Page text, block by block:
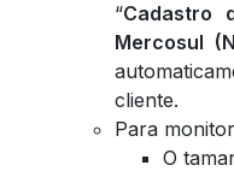
“Cadastro
Mercosul
cliente.
Para
O